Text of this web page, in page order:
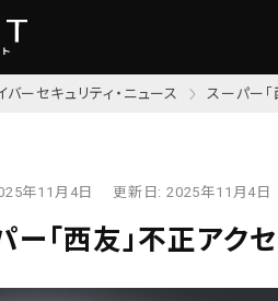
バーセキュリティ・ニュース スーパー
年11月4日 更新日:2025年11月4日
ー「西友」不正ア